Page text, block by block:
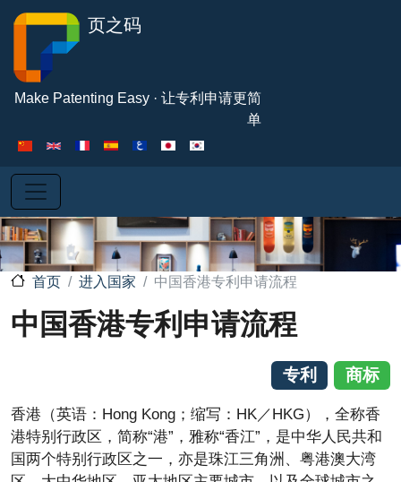
页之码
Make Patenting Easy · 让专利申请更简
单
首页 进入国家 中国香港专利申请流程
中国香港专利申请流程
专利 商标
香港（英语：Hong Kong；缩写：HK／HKG），全称香
港特别行政区，简称“港”，雅称“香江”，是中华人民共和
国两个特别行政区之一，亦是珠江三角洲、粤港澳大湾